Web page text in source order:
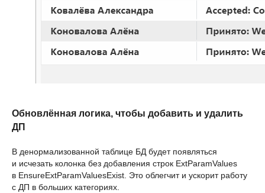
Обновлённая логика, чтобы добавить и удалить
ДП
В денормализованной таблице БД будет появляться
и исчезать колонка без добавления строк ExtParamValues
в EnsureExtParamValuesExist. Это облегчит и ускорит работу
с ДП в больших категориях.